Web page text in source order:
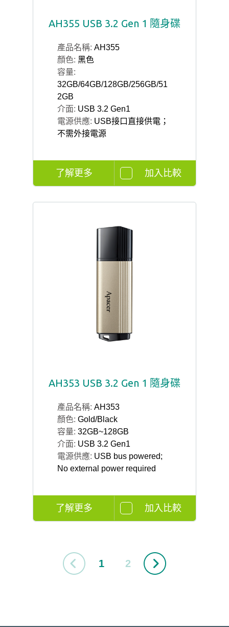
AH355 USB 3.2 Gen 1 隨身碟
產品名稱: AH355
顏色: 黑色
容量:
32GB/64GB/128GB/256GB/51
2GB
介面: USB 3.2 Gen1
電源供應: USB接口直接供電；
不需外接電源
了解更多 加入比較
AH353 USB 3.2 Gen 1 隨身碟
產品名稱: AH353
顏色: Gold/Black
容量: 32GB~128GB
介面: USB 3.2 Gen1
電源供應: USB bus powered;
No external power required
了解更多 加入比較
1 2